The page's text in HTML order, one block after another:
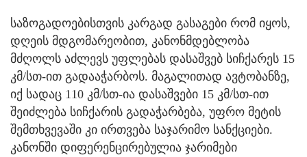
საზოგადოებისთვის კარგად გასაგები რომ იყოს,
დღეის მდგომარეობით, კანონმდებლობა
მძღოლს აძლევს უფლებას დასაშვებ სიჩქარეს 15
კმ/სთ-ით გადააჭარბოს. მაგალითად ავტობანზე,
იქ სადაც 110 კმ/სთ-ია დასაშვები 15 კმ/სთ-ით
შეიძლება სიჩქარის გადაჭარბება, უფრო მეტის
შემთხვევაში კი ირთვება საჯარიმო სანქციები.
კანონში დიფერენცირებულია ჯარიმები